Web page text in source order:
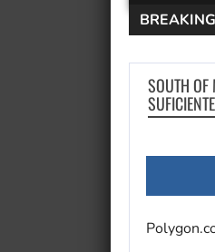
SOUTH OF